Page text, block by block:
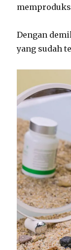
Dengan
yang sudah